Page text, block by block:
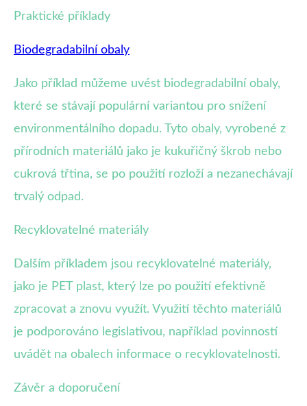
Praktické příklady
Biodegradabilní obaly
Jako příklad můžeme uvést biodegradabilní obaly,
které se stávají populární variantou pro snížení
environmentálního dopadu. Tyto obaly, vyrobené z
přírodních materiálů jako je kukuřičný škrob nebo
cukrová třtina, se po použití rozloží a nezanechávají
trvalý odpad.
Recyklovatelné materiály
Dalším příkladem jsou recyklovatelné materiály,
jako je PET plast, který lze po použití efektivně
zpracovat a znovu využít. Využití těchto materiálů
je podporováno legislativou, například povinností
uvádět na obalech informace o recyklovatelnosti.
Závěr a doporučení